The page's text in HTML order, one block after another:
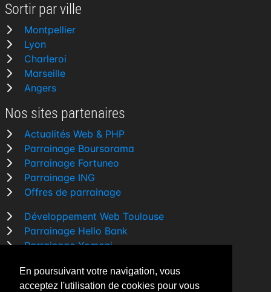
En poursuivant votre navigation, vous
acceptez l'utilisation de cookies pour vous
Sortir par ville
Montpellier
Lyon
Charleroi
Marseille
Angers
Nos sites partenaires
Actualités Web & PHP
Parrainage Boursorama
Parrainage Fortuneo
Parrainage ING
Offres de parrainage
Développement Web Toulouse
Parrainage Hello Bank
Parrainage Yomoni
Comparatif banque